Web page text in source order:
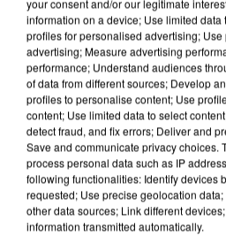
UN SECOND CADRE DE LA
information on a device; Use limited
profiles for personalised advertising;
advertising; Measure advertising
performance; Understand audiences
of data from different sources; Develop
profiles to personalise content; Use
content; Use limited data to select
detect fraud, and fix errors; Deliver and
Save and communicate privacy choices.
process personal data such as IP
following functionalities: Identify devices
requested; Use precise geolocation
other data sources; Link different
information transmitted automatically.